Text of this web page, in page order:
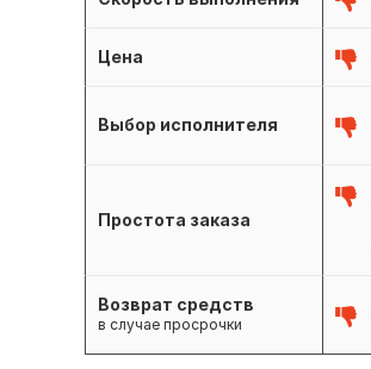
Цена
Выбор исполнителя
Простота заказа
Возврат средств
в случае просрочки